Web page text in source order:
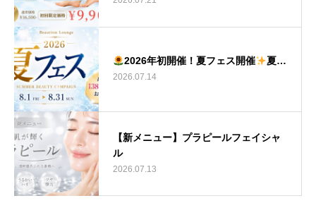
2026年初開催！夏フェス開催 夏…
2026.07.14
【新メニュー】プラピールフェイシャ
ル
2026.07.13